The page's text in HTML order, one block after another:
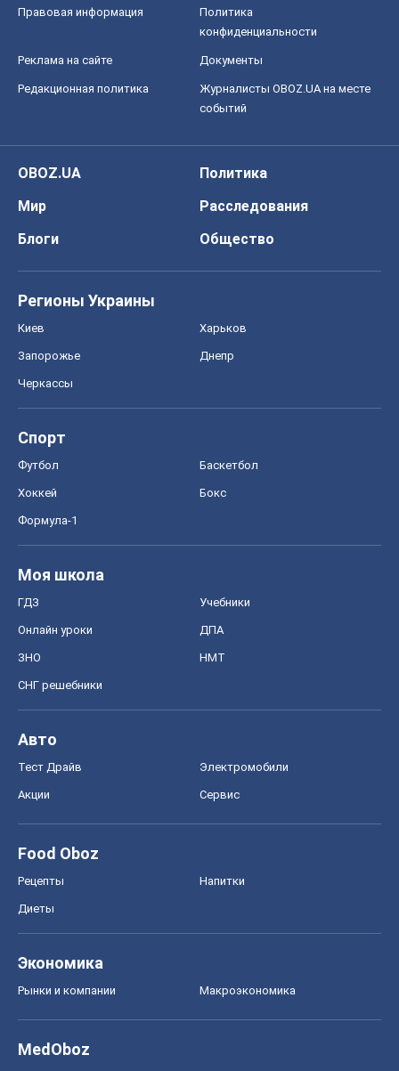
Правовая информация
Политика
конфиденциальности
Реклама на сайте Документы
Редакционная политика
Журналисты OBOZ.UA на месте
событий
OBOZ.UA
Политика
Мир
Расследования
Блоги
Общество
Регионы Украины
Киев Харьков
Запорожье Днепр
Черкассы
Спорт
Футбол Баскетбол
Хоккей Бокс
Формула-1
Моя школа
ГДЗ Учебники
Онлайн уроки ДПА
ЗНО НМТ
СНГ решебники
Авто
Тест Драйв Электромобили
Акции Сервис
Food Oboz
Рецепты Напитки
Диеты
Экономика
Рынки и компании Mакроэкономика
MedOboz